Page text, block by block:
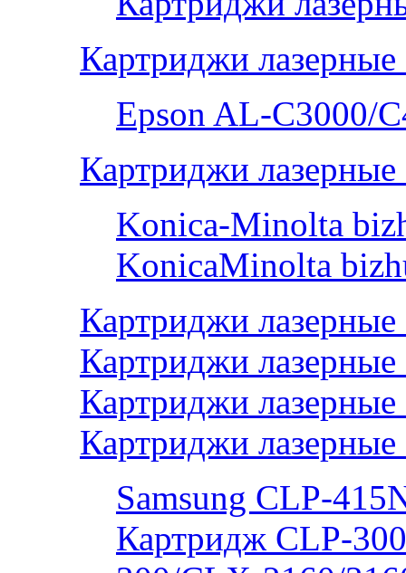
Картриджи лазерные
Epson AL-С3000/
Картриджи
Konica-Minolta
KonicaMinolta
Картриджи
Картриджи лазерные
Картриджи лазерные
Картриджи лазерные
Samsung CLP-
Картридж CLP-